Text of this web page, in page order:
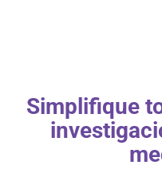
Simplifique